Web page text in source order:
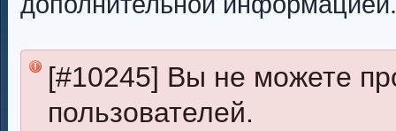
[#10245] Вы не можете
пользователей.